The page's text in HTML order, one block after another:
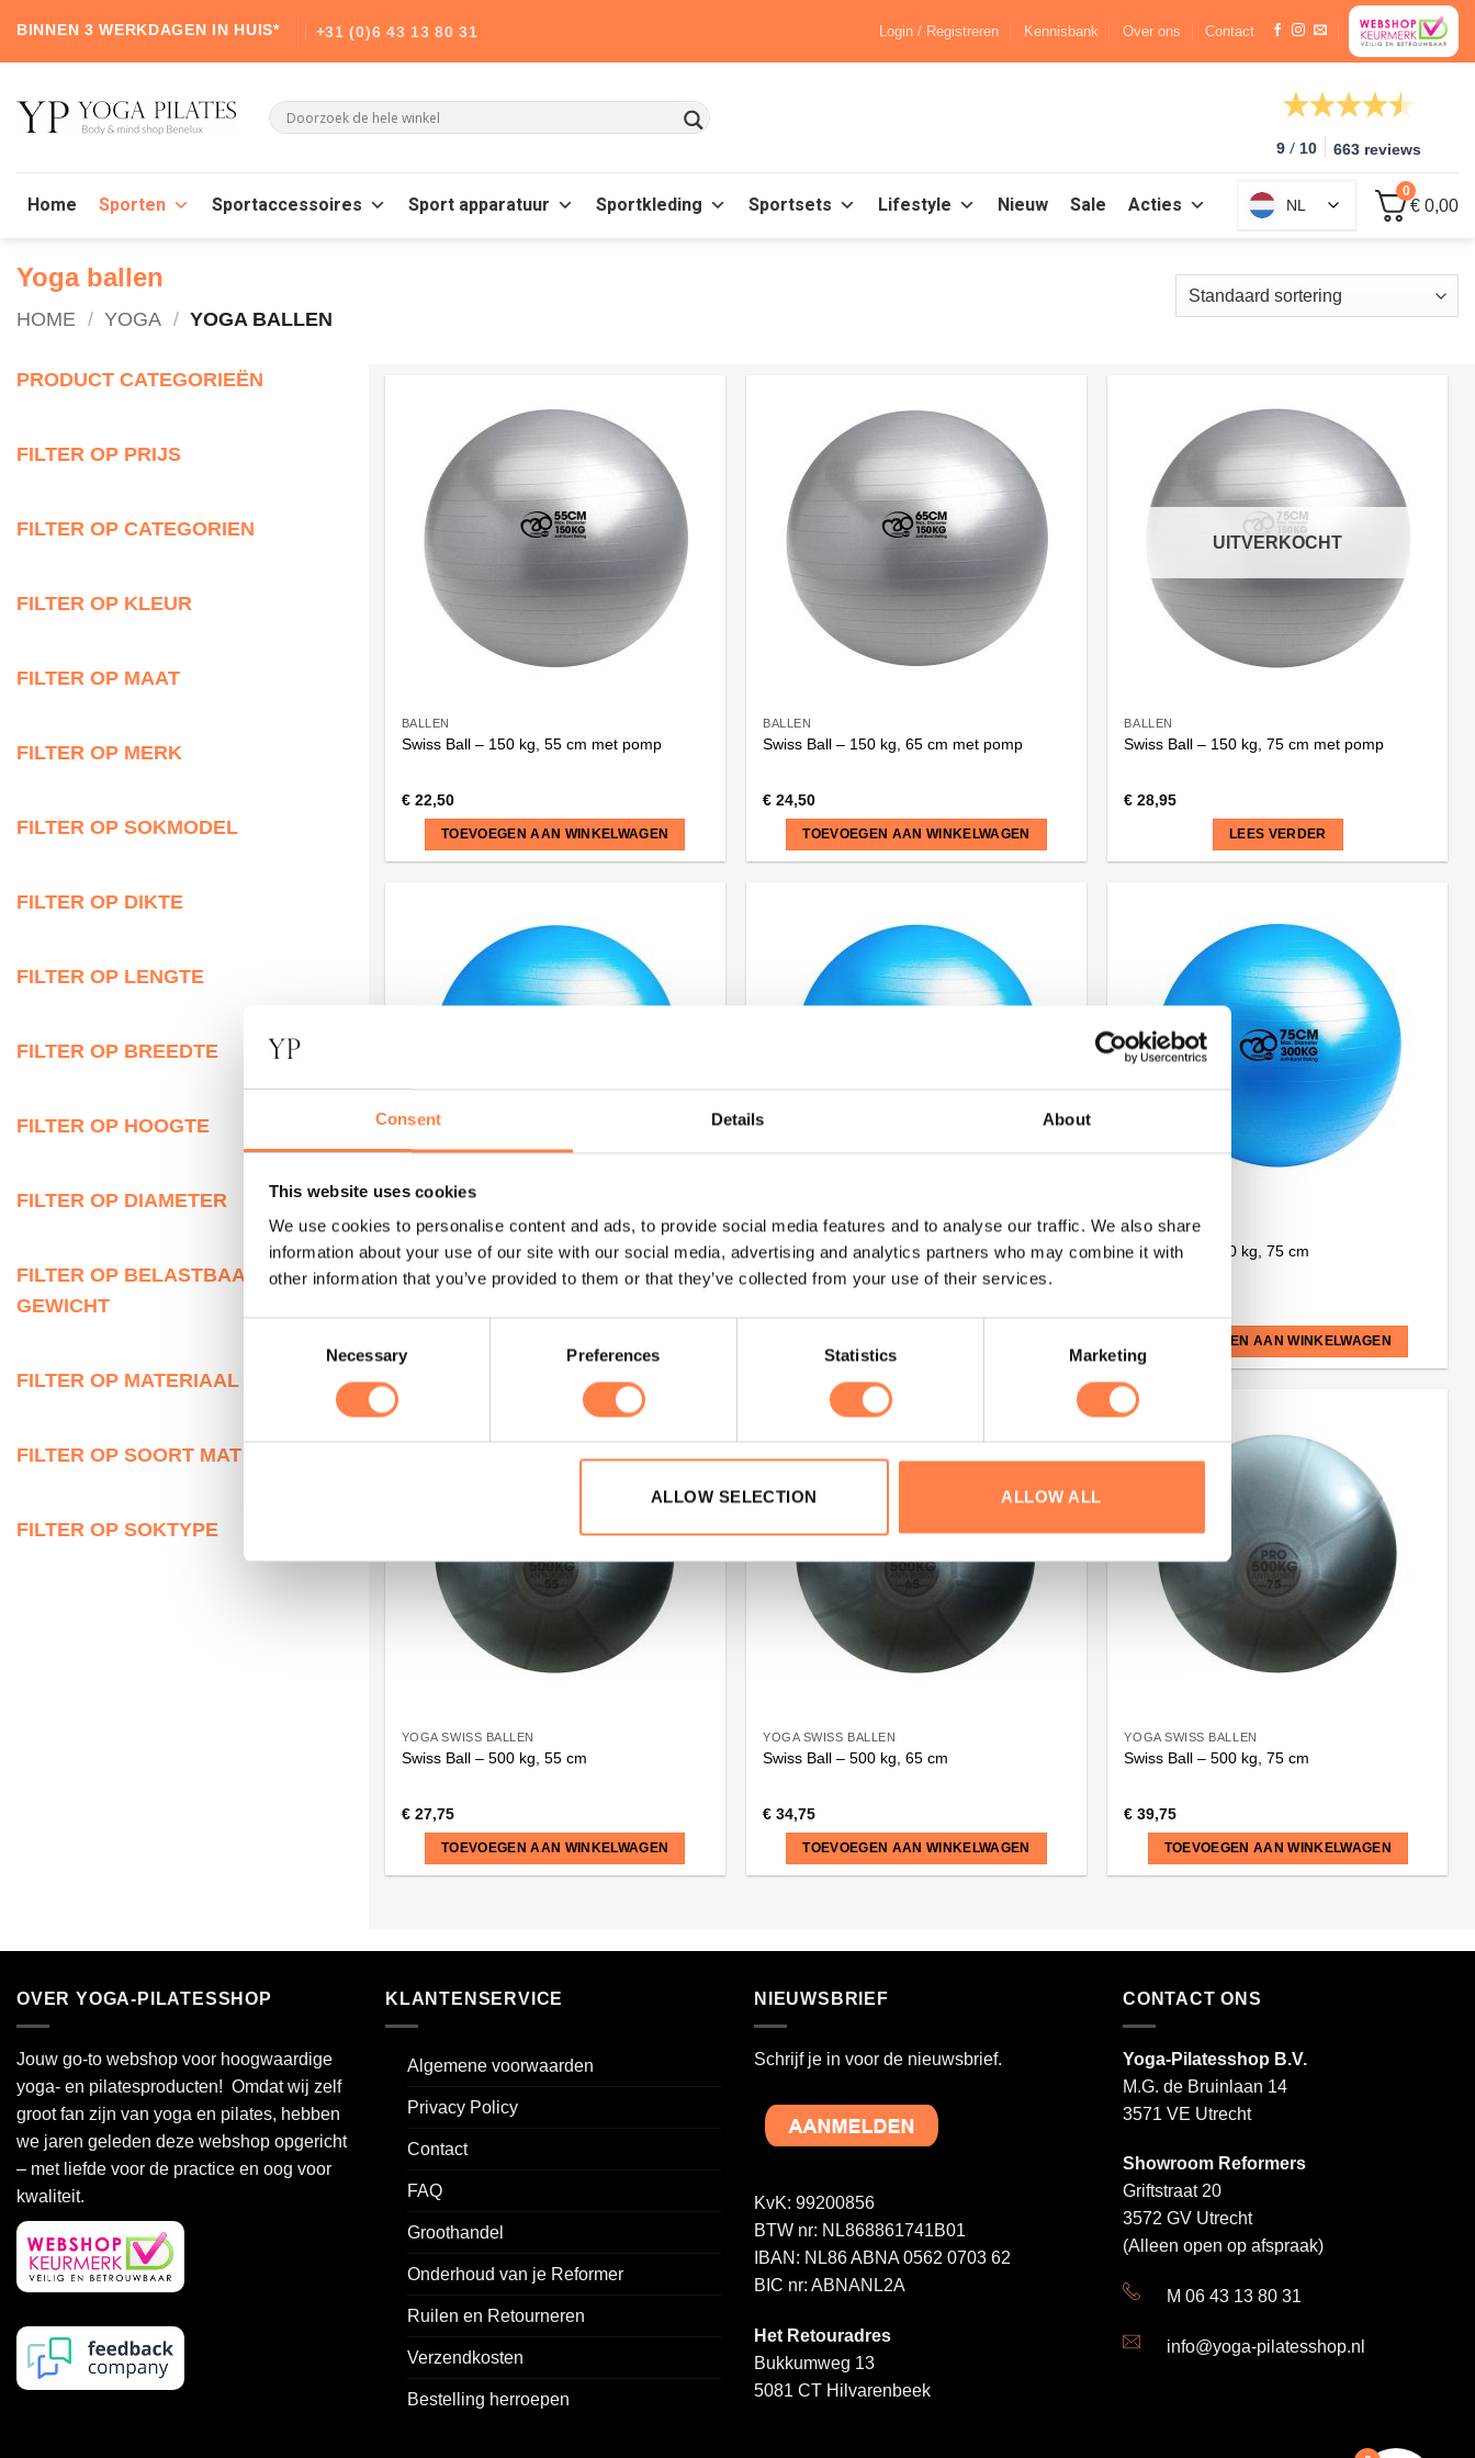
Consent Details About
This website uses cookies
We use cookies to personalise content and ads, to provide social media features and to analyse our traffic. We also share
information about your use of our site with our social media, advertising and analytics partners who may combine it with
other information that you’ve provided to them or that they’ve collected from your use of their services.
Necessary Preferences Statistics Marketing
ALLOW SELECTION ALLOW ALL
content
BINNEN 3 WERKDAGEN IN HUIS* +31 (0)6 43 13 80 31 Login / Registreren Kennisbank Over ons Contact
9 / 10 663 reviews
Home Sporten Sportaccessoires Sport apparatuur Sportkleding Sportsets Lifestyle Nieuw Sale Acties NL
0
€ 0,00
Yoga ballen
HOME / YOGA / YOGA BALLEN
PRODUCT CATEGORIEËN
FILTER OP PRIJS
FILTER OP CATEGORIEN
FILTER OP KLEUR
FILTER OP MAAT
FILTER OP MERK
FILTER OP SOKMODEL
FILTER OP DIKTE
FILTER OP LENGTE
FILTER OP BREEDTE
FILTER OP HOOGTE
FILTER OP DIAMETER
FILTER OP BELASTBAAR
GEWICHT
FILTER OP MATERIAAL
FILTER OP SOORT MAT
FILTER OP SOKTYPE
BALLEN
Swiss Ball – 150 kg, 55 cm met pomp
€22,50
TOEVOEGEN AAN WINKELWAGEN
BALLEN
Swiss Ball – 150 kg, 65 cm met pomp
€ 24,50
TOEVOEGEN AAN WINKELWAGEN
UITVERKOCHT
BALLEN
Swiss Ball – 150 kg, 75 cm met pomp
€ 28,95
LEES VERDER
BALLEN
Swiss Ball – 300 kg, 55 cm
BALLEN
Swiss Ball – 300 kg, 65 cm
BALLEN
Swiss Ball – 300 kg, 75 cm
TOEVOEGEN AAN WINKELWAGEN
YOGA SWISS BALLEN
Swiss Ball – 500 kg, 55 cm
€27,75
TOEVOEGEN AAN WINKELWAGEN
YOGA SWISS BALLEN
Swiss Ball – 500 kg, 65 cm
€ 34,75
TOEVOEGEN AAN WINKELWAGEN
YOGA SWISS BALLEN
Swiss Ball – 500 kg, 75 cm
€ 39,75
TOEVOEGEN AAN WINKELWAGEN
OVER YOGA-PILATESSHOP
Jouw go-to webshop voor hoogwaardige
yoga- en pilatesproducten! Omdat wij zelf
groot fan zijn van yoga en pilates, hebben
we jaren geleden deze webshop opgericht
– met liefde voor de practice en oog voor
kwaliteit.
KLANTENSERVICE
Algemene voorwaarden
Privacy Policy
Contact
FAQ
Groothandel
Onderhoud van je Reformer
Ruilen en Retourneren
Verzendkosten
Bestelling herroepen
NIEUWSBRIEF
Schrijf je in voor de nieuwsbrief.
KvK: 99200856
BTW nr: NL868861741B01
IBAN: NL86 ABNA 0562 0703 62
BIC nr: ABNANL2A
Het Retouradres
Bukkumweg 13
5081 CT Hilvarenbeek
CONTACT ONS
Yoga-Pilatesshop B.V.
M.G. de Bruinlaan 14
3571 VE Utrecht
Showroom Reformers
Griftstraat 20
3572 GV Utrecht
(Alleen open op afspraak)
M 06 43 13 80 31
info@yoga-pilatesshop.nl